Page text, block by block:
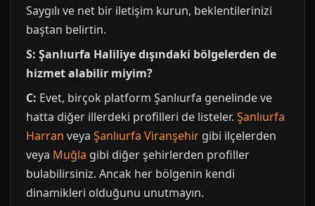
Saygılı ve net bir iletişim kurun, beklentilerinizi
baştan belirtin.
S: Şanlıurfa Haliliye dışındaki bölgelerden de
hizmet alabilir miyim?
C: Evet, birçok platform Şanlıurfa genelinde ve
hatta diğer illerdeki profilleri de listeler. Şanlıurfa
Harran veya Şanlıurfa Viranşehir gibi ilçelerden
veya Muğla gibi diğer şehirlerden profiller
bulabilirsiniz. Ancak her bölgenin kendi
dinamikleri olduğunu unutmayın.